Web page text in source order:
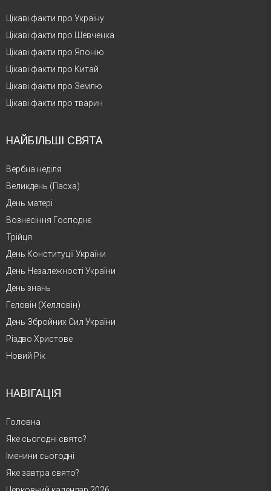
Цікаві факти про Україну
Цікаві факти про Шевченка
Цікаві факти про Японію
Цікаві факти про Китай
Цікаві факти про Землю
Цікаві факти про тварин
НАЙБІЛЬШІ СВЯТА
Вербна неділя
Великдень (Пасха)
День матері
Вознесіння Господнє
Трійця
День Конституції України
День Незалежності України
День знань
Геловін (Хелловін)
День Збройних Сил України
Різдво Христове
Новий Рік
НАВІГАЦІЯ
Головна
Яке сьогодні свято?
Іменини сьогодні
Яке завтра свято?